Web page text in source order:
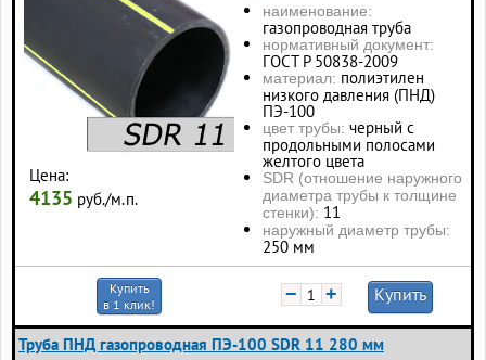
Цена:
4135 руб./м.п.
наименование:
газопроводная труба
нормативный документ:
ГОСТ Р 50838-2009
материал: полиэтилен
низкого давления (ПНД)
ПЭ-100
цвет трубы: черный с
продольными полосами
желтого цвета
SDR (отношение наружного
диаметра трубы к толщине
стенки): 11
наружный диаметр трубы:
250 мм
Купить
в 1 клик!
− + Купить
Труба ПНД газопроводная ПЭ-100 SDR 11 280 мм